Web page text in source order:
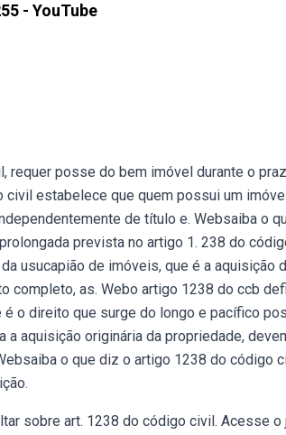
- YouTube
requer posse do bem imóvel durante o
estabelece que quem possui um
de título e. Websaiba o
prevista no artigo 1. 238 do
usucapião de imóveis, que é a aquisição
completo, as. Webo artigo 1238 do ccb
o direito que surge do longo e pacífico
a aquisição originária da propriedade,
o que diz o artigo 1238 do código
sobre art. 1238 do código civil. Acesse